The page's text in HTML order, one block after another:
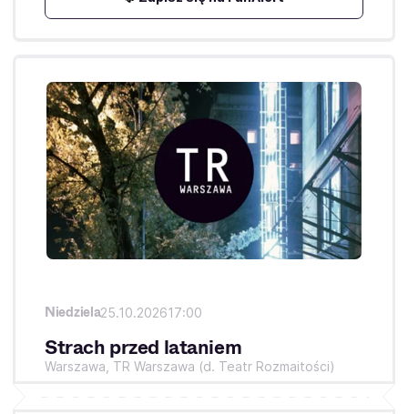
Niedziela25.10.202617:00
Strach przed lataniem
Warszawa, TR Warszawa (d. Teatr Rozmaitości)